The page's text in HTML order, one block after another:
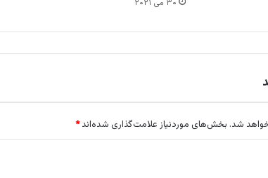
۳۰ می ۲۰۲۱
شد. بخش‌های موردنیاز علامت‌گذاری شده‌اند*